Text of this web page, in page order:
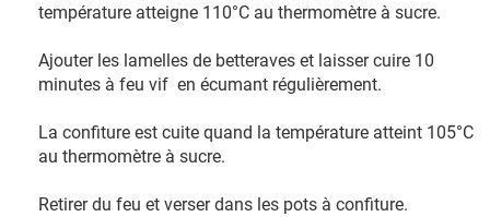
température atteigne 110°C au thermomètre à sucre.
Ajouter les lamelles de betteraves et laisser cuire 10
minutes à feu vif en écumant régulièrement.
La confiture est cuite quand la température atteint 105°C
au thermomètre à sucre.
Retirer du feu et verser dans les pots à confiture.